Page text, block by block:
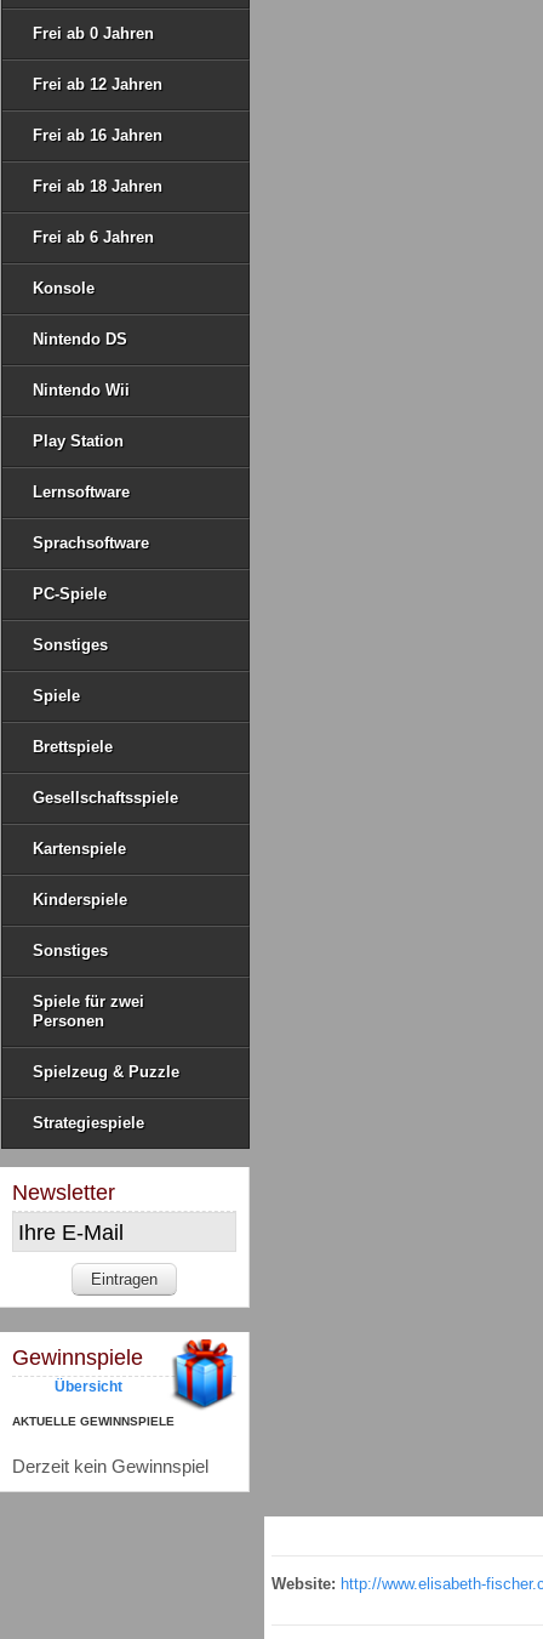
Frei ab 0 Jahren
Frei ab 12 Jahren
Frei ab 16 Jahren
Frei ab 18 Jahren
Frei ab 6 Jahren
Konsole
Nintendo DS
Nintendo Wii
Play Station
Lernsoftware
Sprachsoftware
PC-Spiele
Sonstiges
Spiele
Brettspiele
Gesellschaftsspiele
Kartenspiele
Kinderspiele
Sonstiges
Spiele für zwei
Personen
Spielzeug & Puzzle
Strategiespiele
Newsletter
Gewinnspiele
Übersicht
AKTUELLE GEWINNSPIELE
Derzeit kein Gewinnspiel
Website: http://www.elisabeth-